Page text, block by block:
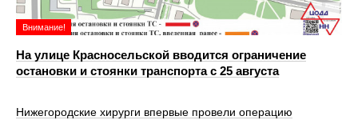
Внимание!
На улице Красносельской вводится ограничение
остановки и стоянки транспорта с 25 августа
Нижегородские хирурги впервые провели операцию